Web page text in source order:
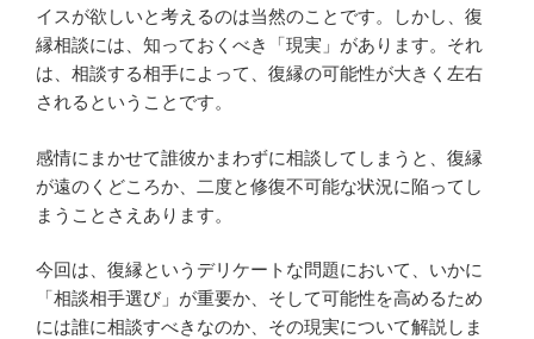
イスが欲しいと考えるのは当然のことです。しかし、復
縁相談には、知っておくべき「現実」があります。それ
は、相談する相手によって、復縁の可能性が大きく左右
されるということです。
感情にまかせて誰彼かまわずに相談してしまうと、復縁
が遠のくどころか、二度と修復不可能な状況に陥ってし
まうことさえあります。
今回は、復縁というデリケートな問題において、いかに
「相談相手選び」が重要か、そして可能性を高めるため
には誰に相談すべきなのか、その現実について解説しま